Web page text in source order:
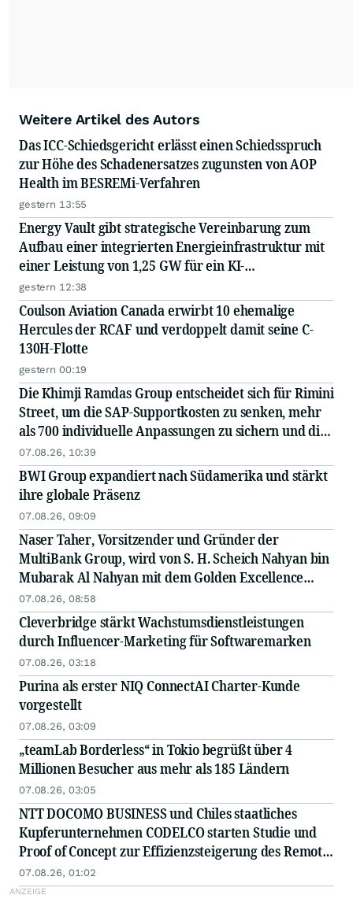
Weitere Artikel des Autors
Das ICC-Schiedsgericht erlässt einen Schiedsspruch
zur Höhe des Schadenersatzes zugunsten von AOP
Health im BESREMi-Verfahren
gestern 13:55
Energy Vault gibt strategische Vereinbarung zum
Aufbau einer integrierten Energieinfrastruktur mit
einer Leistung von 1,25 GW für ein KI-
Rechenzentrum eines Hyperscalers bekannt – in
Zusammenarbeit mit einem führenden EPC...
gestern 12:38
Coulson Aviation Canada erwirbt 10 ehemalige
Hercules der RCAF und verdoppelt damit seine C-
130H-Flotte
gestern 00:19
Die Khimji Ramdas Group entscheidet sich für Rimini
Street, um die SAP-Supportkosten zu senken, mehr
als 700 individuelle Anpassungen zu sichern und die
Einsparungen in Innovationen zu reinvestieren
07.08.26, 10:39
BWI Group expandiert nach Südamerika und stärkt
ihre globale Präsenz
07.08.26, 09:09
Naser Taher, Vorsitzender und Gründer der
MultiBank Group, wird von S. H. Scheich Nahyan bin
Mubarak Al Nahyan mit dem Golden Excellence
Award für herausragende Leistungen in den
Bereichen FinTech, digitale Vermögenswerte und
Blockchain ausgezeichnet
07.08.26, 08:58
Cleverbridge stärkt Wachstumsdienstleistungen
durch Influencer-Marketing für Softwaremarken
07.08.26, 03:18
Purina als erster NIQ ConnectAI Charter-Kunde
vorgestellt
07.08.26, 03:09
„teamLab Borderless“ in Tokio begrüßt über 4
Millionen Besucher aus mehr als 185 Ländern
07.08.26, 03:05
NTT DOCOMO BUSINESS und Chiles staatliches
Kupferunternehmen CODELCO starten Studie und
Proof of Concept zur Effizienzsteigerung des Remote-
Betriebs von Kupferminen mittels IOWN APN
07.08.26, 01:02